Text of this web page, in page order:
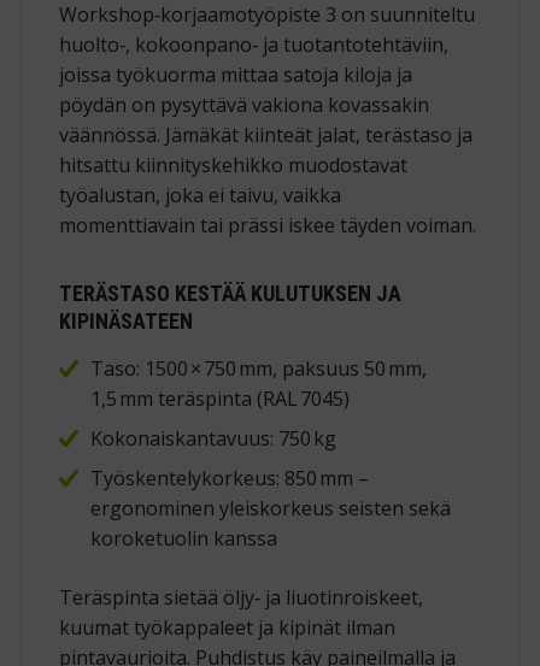
Workshop‑korjaamotyöpiste 3 on suunniteltu
huolto‑, kokoonpano‑ ja tuotantotehtäviin,
joissa työkuorma mittaa satoja kiloja ja
pöydän on pysyttävä vakiona kovassakin
väännössä. Jämäkät kiinteät jalat, terästaso ja
hitsattu kiinnityskehikko muodostavat
työalustan, joka ei taivu, vaikka
momenttiavain tai prässi iskee täyden voiman.
TERÄSTASO KESTÄÄ KULUTUKSEN JA
KIPINÄSATEEN
Taso: 1500 × 750 mm, paksuus 50 mm,
1,5 mm teräspinta (RAL 7045)
Kokonaiskantavuus: 750 kg
Työskentelykorkeus: 850 mm –
ergonominen yleiskorkeus seisten sekä
koroketuolin kanssa
Teräspinta sietää öljy‑ ja liuotinroiskeet,
kuumat työkappaleet ja kipinät ilman
pintavaurioita. Puhdistus käy paineilmalla ja